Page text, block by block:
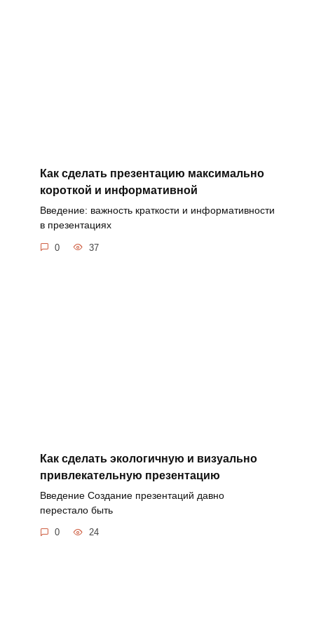
Как сделать презентацию максимально
короткой и информативной
Введение: важность краткости и информативности
в презентациях
0 37
Как сделать экологичную и визуально
привлекательную презентацию
Введение Создание презентаций давно
перестало быть
0 24